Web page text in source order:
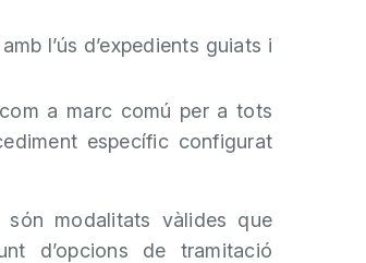
l’ús d’expedients guiats i
a marc comú per a tots
específic configurat
modalitats vàlides que
d’opcions de tramitació